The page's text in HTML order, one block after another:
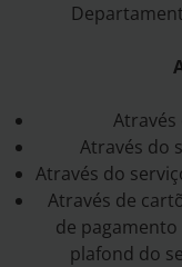
Através
Através do
Através do
Através de
de
plafond do